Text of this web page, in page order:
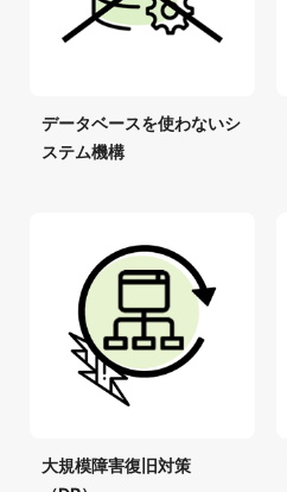
データベースを使わないシ
ステム機構
大規模障害復旧対策